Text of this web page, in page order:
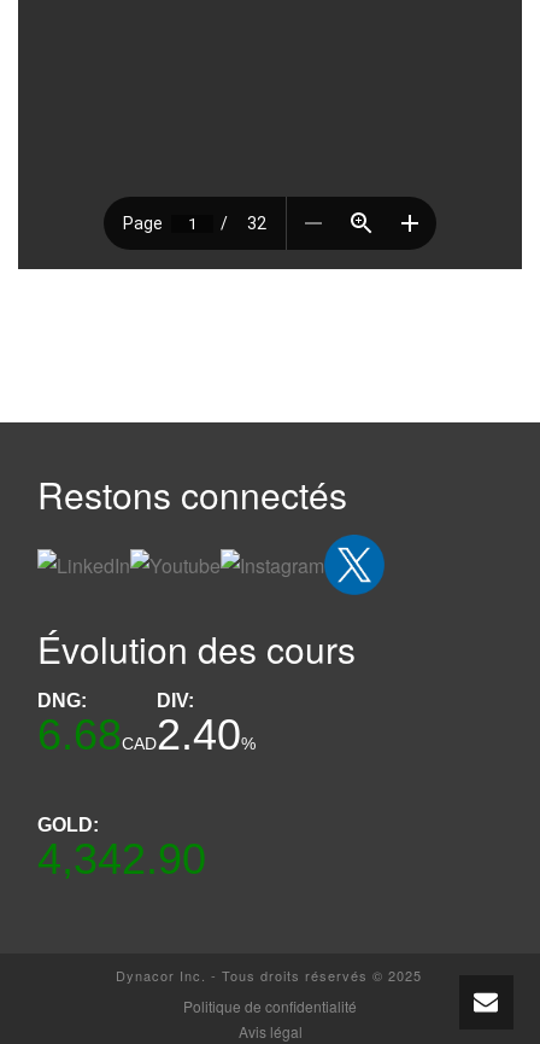
Restons connectés
Évolution des cours
DNG:
6.68CAD
DIV:
2.40%
GOLD:
4,342.90
Dynacor Inc. - Tous droits réservés © 2025
Politique de confidentialité
Avis légal